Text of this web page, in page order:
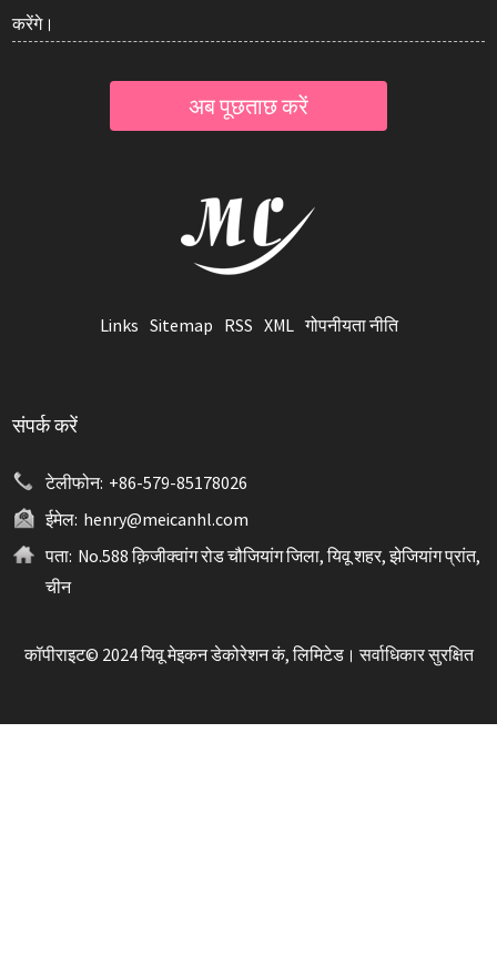
करेंगे।
अब पूछताछ करें
Links Sitemap RSS XML गोपनीयता नीति
संपर्क करें
टेलीफोन: +86-579-85178026
ईमेल: henry@meicanhl.com
पता: No.588 क़िजीक्वांग रोड चौजियांग जिला, यिवू शहर, झेजियांग प्रांत,
चीन
कॉपीराइट© 2024 यिवू मेइकन डेकोरेशन कं, लिमिटेड। सर्वाधिकार सुरक्षित